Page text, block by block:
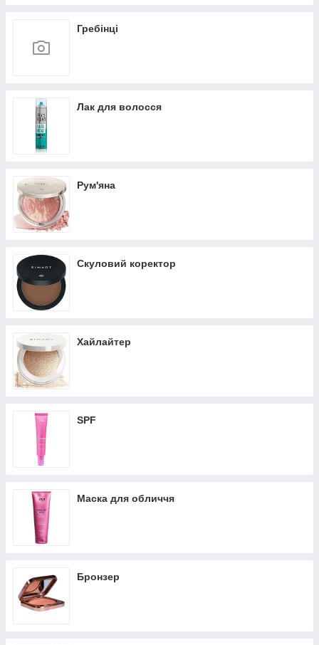
Гребінці
Лак для волосся
Рум'яна
Скуловий коректор
Хайлайтер
SPF
Маска для обличчя
Бронзер